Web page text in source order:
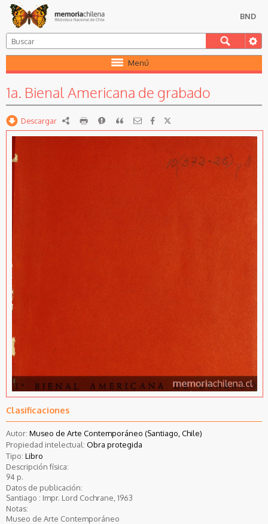
BND
Menú
1a. Bienal Americana de grabado
Descargar RDF imprimirReportarCitar
Clasificaciones
Autor: Museo de Arte Contemporáneo (Santiago, Chile)
Propiedad intelectual: Obra protegida
Tipo: Libro
Descripción física:
94 p.
Datos de publicación:
Santiago : Impr. Lord Cochrane, 1963
Notas:
Museo de Arte Contemporáneo